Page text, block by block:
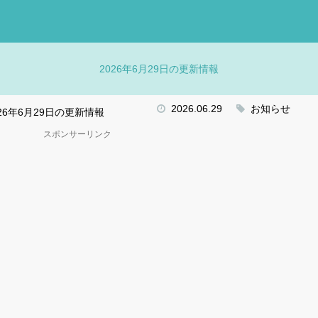
2026年6月29日の更新情報
年6月29日の更新情報 2026.06.29 お知らせ
スポンサーリンク